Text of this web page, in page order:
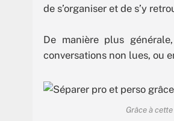
de s’organiser et de s’y
De manière plus
conversations non lues, ou
Grâce à